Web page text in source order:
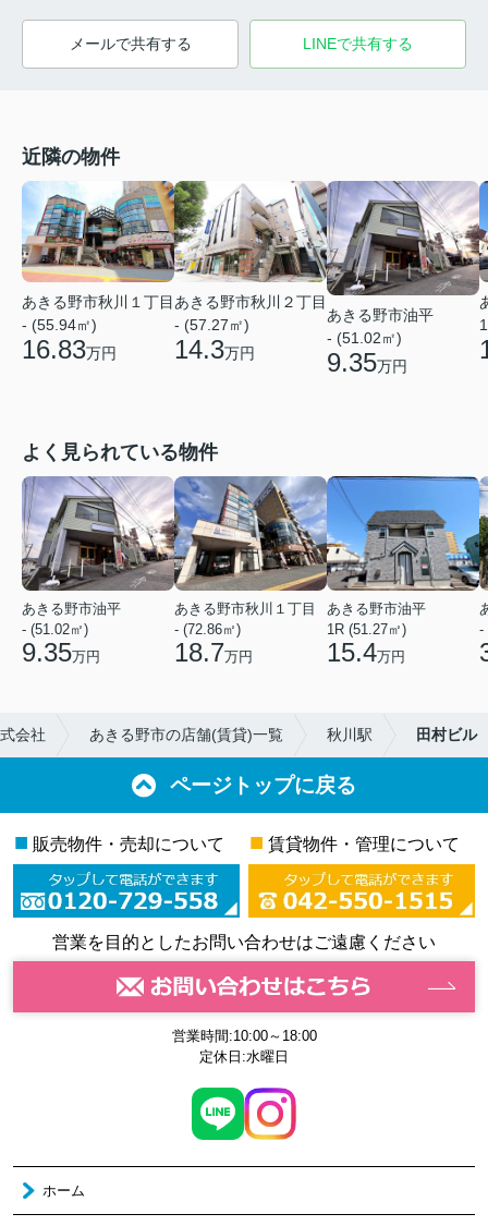
メールで共有する LINEで共有する
近隣の物件
あきる野市秋川１丁目
- (55.94㎡)
16.83万円
あきる野市秋川２丁目
- (57.27㎡)
14.3万円
あきる野市油平
- (51.02㎡)
9.35万円
よく見られている物件
あきる野市油平
- (51.02㎡)
9.35万円
あきる野市秋川１丁目
- (72.86㎡)
18.7万円
あきる野市油平
1R (51.27㎡)
15.4万円
-
会社 あきる野市の店舗(賃貸)一覧 秋川駅 田村ビル
ページトップに戻る
■ 販売物件・売却について ■ 賃貸物件・管理について
営業を目的としたお問い合わせはご遠慮ください
営業時間:10:00～18:00
定休日:水曜日
ホーム